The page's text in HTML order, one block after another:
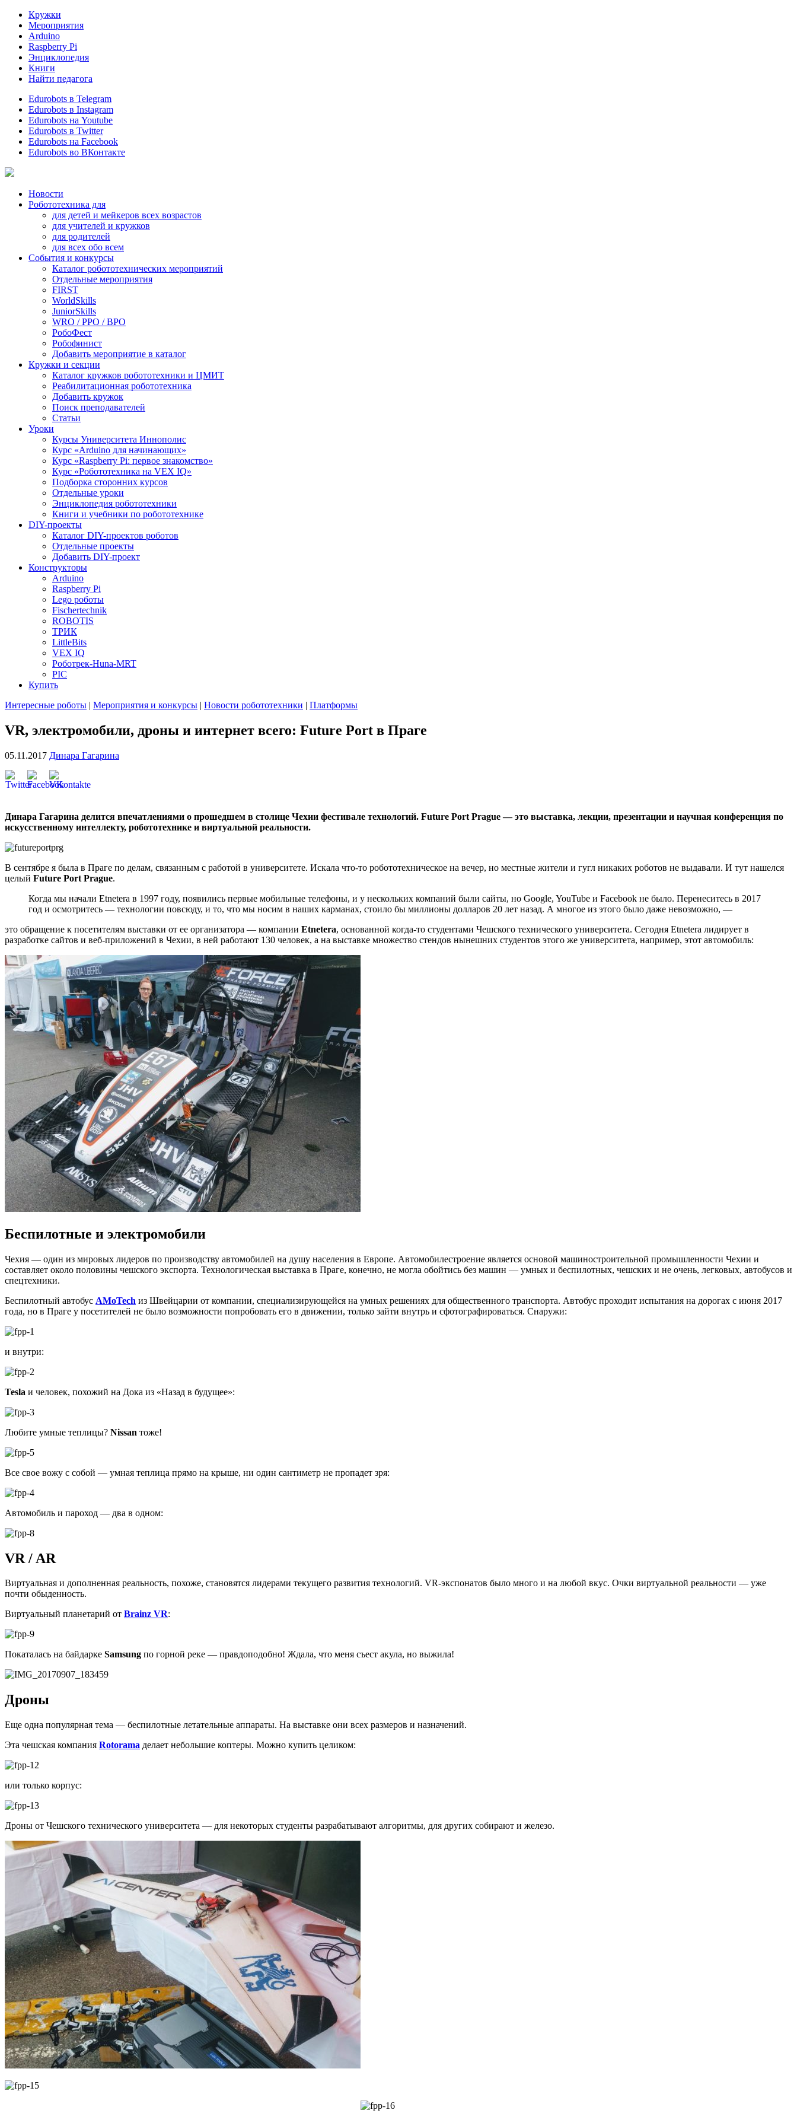
Кружки
Мероприятия
Arduino
Raspberry Pi
Энциклопедия
Книги
Найти педагога
Edurobots в Telegram
Edurobots в Instagram
Edurobots на Youtube
Edurobots в Twitter
Edurobots на Facebook
Edurobots во ВКонтакте
Новости
Робототехника для
для детей и мейкеров всех возрастов
для учителей и кружков
для родителей
для всех обо всем
События и конкурсы
Каталог робототехнических мероприятий
Отдельные мероприятия
FIRST
WorldSkills
JuniorSkills
WRO / РРО / ВРО
РобоФест
Робофинист
Добавить мероприятие в каталог
Кружки и секции
Каталог кружков робототехники и ЦМИТ
Реабилитационная робототехника
Добавить кружок
Поиск преподавателей
Статьи
Уроки
Курсы Университета Иннополис
Курс «Arduino для начинающих»
Курс «Raspberry Pi: первое знакомство»
Курс «Робототехника на VEX IQ»
Подборка сторонних курсов
Отдельные уроки
Энциклопедия робототехники
Книги и учебники по робототехнике
DIY-проекты
Каталог DIY-проектов роботов
Отдельные проекты
Добавить DIY-проект
Конструкторы
Arduino
Raspberry Pi
Lego роботы
Fischertechnik
ROBOTIS
ТРИК
LittleBits
VEX IQ
Роботрек-Huna-MRT
PIC
Купить
Интересные роботы | Мероприятия и конкурсы | Новости робототехники | Платформы
VR, электромобили, дроны и интернет всего: Future Port в Праге
05.11.2017 Динара Гагарина
Динара Гагарина делится впечатлениями о прошедшем в столице Чехии фестивале технологий. Future Port Prague — это выставка, лекции, презентации и научная конференция по
искусственному интеллекту, робототехнике и виртуальной реальности.
В сентябре я была в Праге по делам, связанным с работой в университете. Искала что-то робототехническое на вечер, но местные жители и гугл никаких роботов не выдавали. И тут нашелся
целый Future Port Prague.
Когда мы начали Etnetera в 1997 году, появились первые мобильные телефоны, и у нескольких компаний были сайты, но Google, YouTube и Facebook не было. Перенеситесь в 2017
год и осмотритесь — технологии повсюду, и то, что мы носим в наших карманах, стоило бы миллионы долларов 20 лет назад. А многое из этого было даже невозможно, —
это обращение к посетителям выставки от ее организатора — компании Etnetera, основанной когда-то студентами Чешского технического университета. Сегодня Etnetera лидирует в
разработке сайтов и веб-приложений в Чехии, в ней работают 130 человек, а на выставке множество стендов нынешних студентов этого же университета, например, этот автомобиль:
Беспилотные и электромобили
Чехия — один из мировых лидеров по производству автомобилей на душу населения в Европе. Автомобилестроение является основой машиностроительной промышленности Чехии и
составляет около половины чешского экспорта. Технологическая выставка в Праге, конечно, не могла обойтись без машин — умных и беспилотных, чешских и не очень, легковых, автобусов и
спецтехники.
Беспилотный автобус AMoTech из Швейцарии от компании, специализирующейся на умных решениях для общественного транспорта. Автобус проходит испытания на дорогах с июня 2017
года, но в Праге у посетителей не было возможности попробовать его в движении, только зайти внутрь и сфотографироваться. Снаружи:
и внутри:
Tesla и человек, похожий на Дока из «Назад в будущее»:
Любите умные теплицы? Nissan тоже!
Все свое вожу с собой — умная теплица прямо на крыше, ни один сантиметр не пропадет зря:
Автомобиль и пароход — два в одном:
VR / AR
Виртуальная и дополненная реальность, похоже, становятся лидерами текущего развития технологий. VR-экспонатов было много и на любой вкус. Очки виртуальной реальности — уже
почти обыденность.
Виртуальный планетарий от Brainz VR:
Покаталась на байдарке Samsung по горной реке — правдоподобно! Ждала, что меня съест акула, но выжила!
Дроны
Еще одна популярная тема — беспилотные летательные аппараты. На выставке они всех размеров и назначений.
Эта чешская компания Rotorama делает небольшие коптеры. Можно купить целиком:
или только корпус:
Дроны от Чешского технического университета — для некоторых студенты разрабатывают алгоритмы, для других собирают и железо.